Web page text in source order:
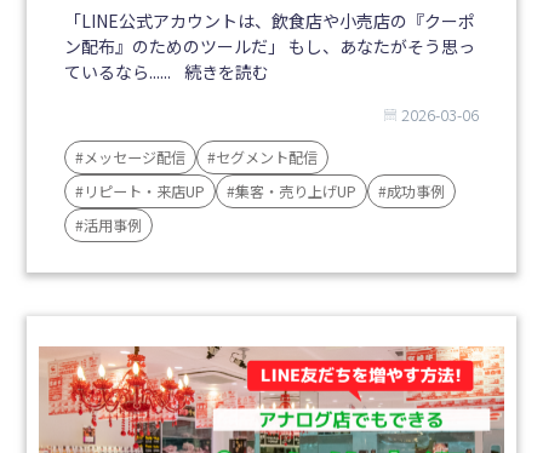
「LINE公式アカウントは、飲食店や小売店の『クーポ
ン配布』のためのツールだ」 もし、あなたがそう思っ
ているなら...... 続きを読む
2026-03-06
#メッセージ配信
#セグメント配信
#リピート・来店UP
#集客・売り上げUP
#成功事例
#活用事例